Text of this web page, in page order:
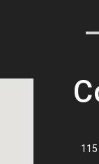
115